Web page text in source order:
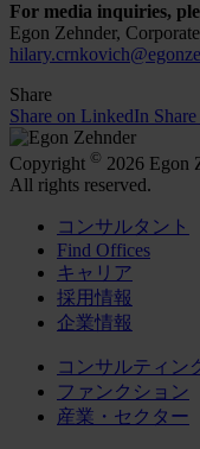
For media inquiries,
Egon Zehnder,
Share
Share on LinkedIn
Copyright © 2026 Egon
All rights reserved.
コンサルタント
Find Offices
キャリア
採用情報
企業情報
コンサルティン
ファンクション
産業・セクター